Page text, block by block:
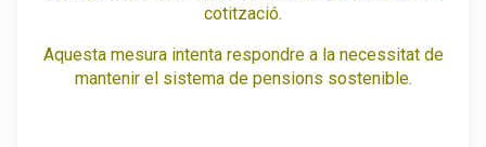
cotització.
Aquesta mesura intenta respondre a la necessitat de
mantenir el sistema de pensions sostenible.